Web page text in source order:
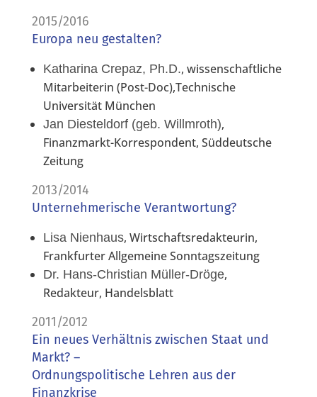
2015/2016
Europa neu gestalten?
Katharina Crepaz, Ph.D., wissenschaftliche
Mitarbeiterin (Post-Doc),Technische
Universität München
Jan Diesteldorf (geb. Willmroth),
Finanzmarkt-Korrespondent, Süddeutsche
Zeitung
2013/2014
Unternehmerische Verantwortung?
Lisa Nienhaus, Wirtschaftsredakteurin,
Frankfurter Allgemeine Sonntagszeitung
Dr. Hans-Christian Müller-Dröge,
Redakteur, Handelsblatt
2011/2012
Ein neues Verhältnis zwischen Staat und
Markt? –
Ordnungspolitische Lehren aus der
Finanzkrise